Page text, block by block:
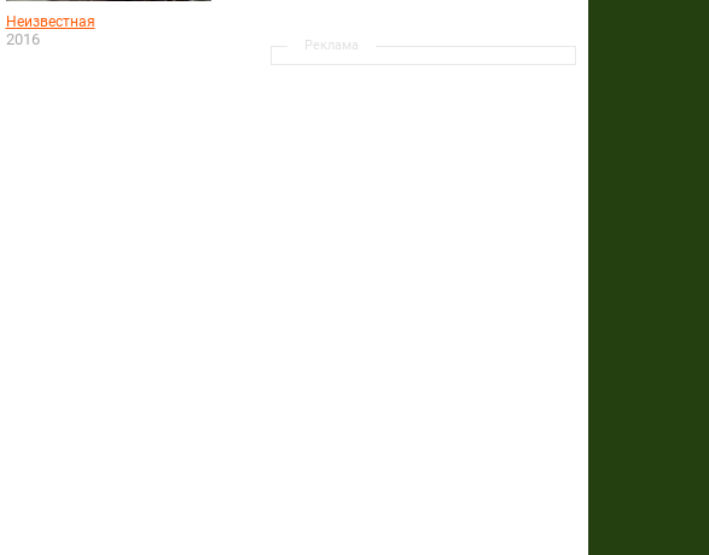
Реклама
Неизвестная
2016